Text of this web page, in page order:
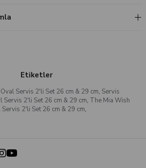
Etiketler
Servis 2'li Set 26 cm & 29 cm, Servis
Servis 2'li Set 26 cm & 29 cm, The Mia Wish
Servis 2'li Set 26 cm & 29 cm,